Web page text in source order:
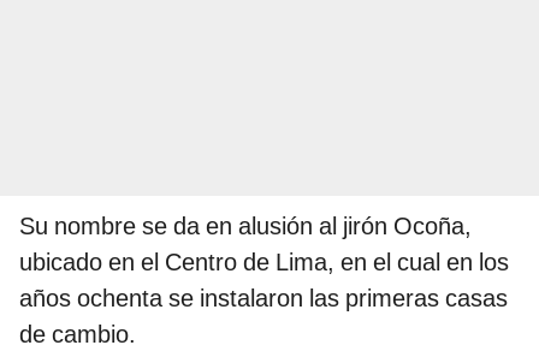
Su nombre se da en alusión al jirón Ocoña,
ubicado en el Centro de Lima, en el cual en los
años ochenta se instalaron las primeras casas
de cambio.